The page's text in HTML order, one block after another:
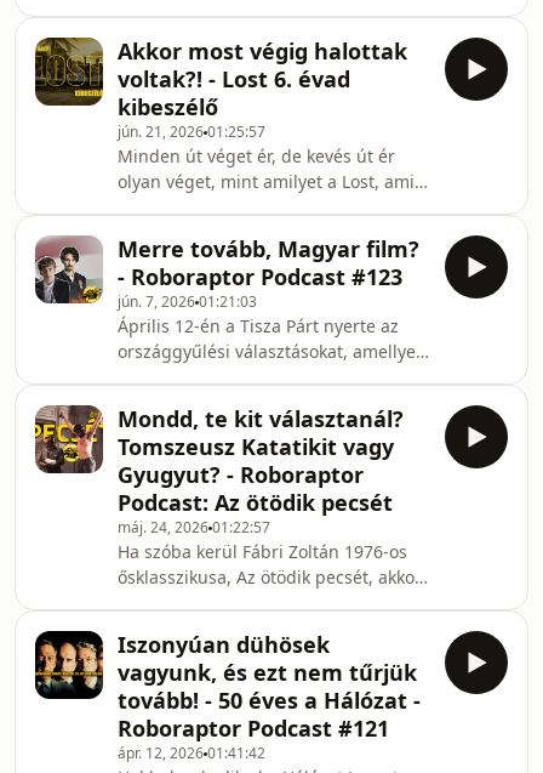
avantgardhoz, a
lett., hogy aztán az első – és egyetlen
– blockbuster próbálkozása rögtön
örökre elvegye a kedvét a stúdió
filmezéstől. A botrányosan sikerült
Dűne – amelynek forgatása is kész
káosz volt – után Lynch soha többé
nem rendezett másnak filmet. Az
1986-
Akkor most végig halottak
voltak?! - Lost 6. évad
kibeszélő
jún. 21, 202601:25:57
Minden út véget ér, de kevés út ér
olyan véget, mint amilyet a Lost, ami
de hogyan?! A Lost fináléja minden
idők egyik legmegosztóbb
sorozatzárlata, ami bő 15 évvel az
adásba kerülés óta is komoly
indulatokat képes kiváltani a
rajongókból és szkeptikusokból
egyaránt. De most minden kiderül!
Megfejtésre kerülnek a rejtélyek! Kics
Merre tovább, Magyar film?
- Roboraptor Podcast #123
jún. 7, 202601:21:03
Április 12-én a Tisza Párt nyerte az
országgyűlési választásokat, amellyel
kormányzása. Az új kormány
megalakulása a kultúrális közeg
számtalan közösségét,
csoportosulását is megmozgatta,
köztük a filmes szakmát. Ez a
lelkesedés a Filmreformban
kulminálódott, ami lehetőséget adhat
a magyar film régóta vágyott szakmai
reformjára. D
Mondd, te kit választanál?
Tomszeusz Katatikit vagy
Gyugyut? - Roboraptor
Podcast: Az ötödik pecsét
máj. 24, 202601:22:57
Ha szóba kerül Fábri Zoltán 1976-os
ősklasszikusa, Az ötödik pecsét, akkor
Pedig ennél sokkal többről van szó. El
lehet-e bújni az apokalipszistől? Van-e
esélye a kisembernek az elnyomó
hatalommal szemben? Mit tegyen az,
aki birtokában van az igazságnak?
Iszonyúan dühösek
vagyunk, és ezt nem tűrjük
tovább! - 50 éves a Hálózat -
Roboraptor Podcast #121
ápr. 12, 202601:41:42